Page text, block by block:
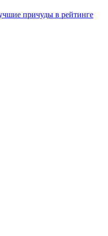
причуды в рейтинге